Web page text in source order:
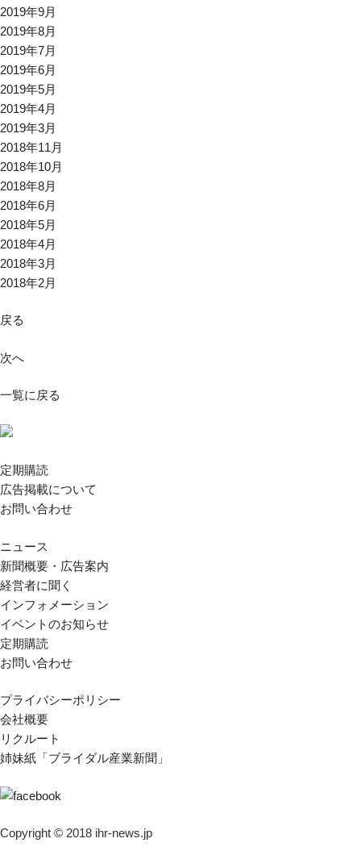
2019年9月
2019年8月
2019年7月
2019年6月
2019年5月
2019年4月
2019年3月
2018年11月
2018年10月
2018年8月
2018年6月
2018年5月
2018年4月
2018年3月
2018年2月
戻る
次へ
一覧に戻る
定期購読
広告掲載について
お問い合わせ
ニュース
新聞概要・広告案内
経営者に聞く
インフォメーション
イベントのお知らせ
定期購読
お問い合わせ
プライバシーポリシー
会社概要
リクルート
姉妹紙「ブライダル産業新聞」
Copyright © 2018 ihr-news.jp